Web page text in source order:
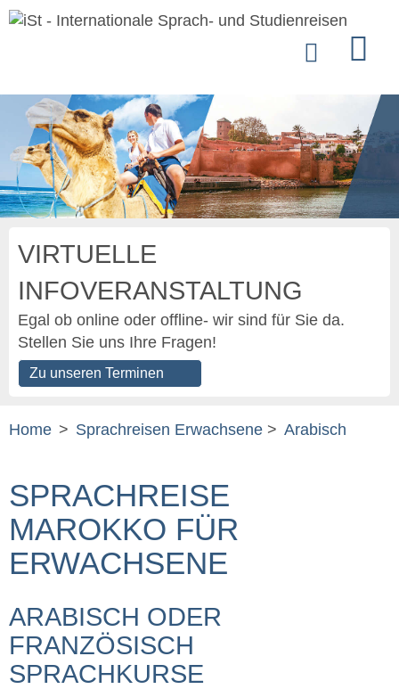
VIRTUELLE
INFOVERANSTALTUNG
Egal ob online oder offline- wir sind für Sie da.
Stellen Sie uns Ihre Fragen!
Zu unseren Terminen
Home > Sprachreisen Erwachsene > Arabisch
SPRACHREISE
MAROKKO FÜR
ERWACHSENE
ARABISCH ODER
FRANZÖSISCH
SPRACHKURSE